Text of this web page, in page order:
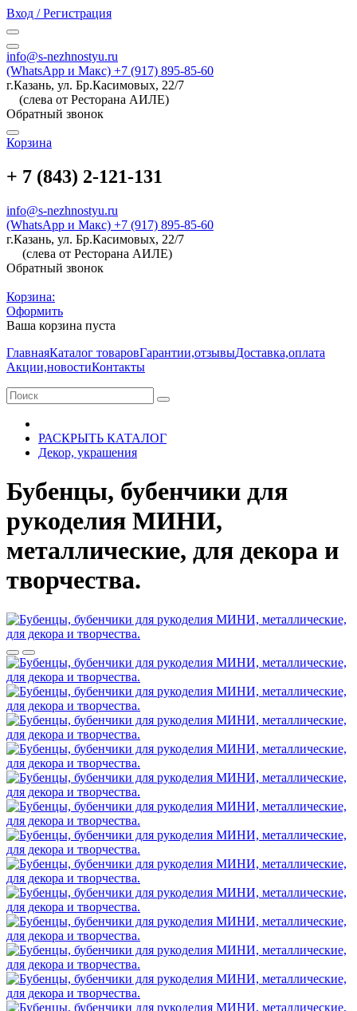
Вход / Регистрация
info@s-nezhnostyu.ru
(WhatsApp и Макс) +7 (917) 895-85-60
г.Казань, ул. Бр.Касимовых, 22/7
(слева от Ресторана АИЛЕ)
Обратный звонок
Корзина
+ 7 (843) 2-121-131
info@s-nezhnostyu.ru
(WhatsApp и Макс) +7 (917) 895-85-60
г.Казань, ул. Бр.Касимовых, 22/7
(слева от Ресторана АИЛЕ)
Обратный звонок
Корзина:
Оформить
Ваша корзина пуста
ГлавнаяКаталог товаровГарантии,отзывыДоставка,оплата
Акции,новостиКонтакты
РАСКРЫТЬ КАТАЛОГ
Декор, украшения
Бубенцы, бубенчики для
рукоделия МИНИ,
металлические, для декора и
творчества.